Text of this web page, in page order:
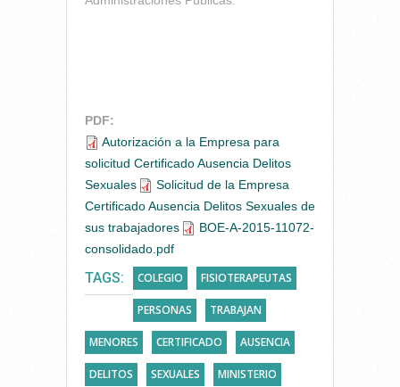
PDF:
Autorización a la Empresa para
solicitud Certificado Ausencia Delitos
Sexuales
Solicitud de la Empresa
Certificado Ausencia Delitos Sexuales de
sus trabajadores
BOE-A-2015-11072-
consolidado.pdf
TAGS: COLEGIO FISIOTERAPEUTAS
PERSONAS TRABAJAN
MENORES CERTIFICADO AUSENCIA
DELITOS SEXUALES MINISTERIO